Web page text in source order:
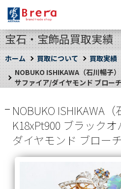
宝石・宝飾品買取実績
ホーム 買取について
買取実績
NOBUKO ISHIKAWA（石川暢子
サファイア/ダイヤモンド ブロー
NOBUKO ISHIKAWA（
K18xPt900 ブラック
ダイヤモンド ブロー